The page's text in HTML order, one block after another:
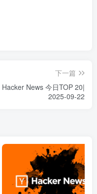
下一篇
Hacker News 今日TOP 20|
2025-09-22